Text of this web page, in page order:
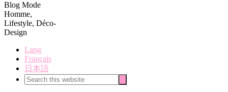
Blog Mode
Homme,
Lifestyle, Déco-
Design
Lang
Français
日本語
Search
this